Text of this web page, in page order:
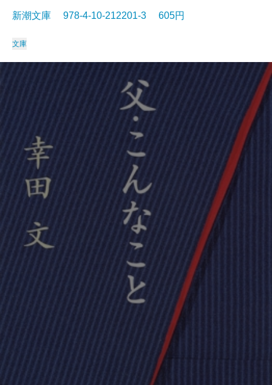
新潮文庫 978-4-10-212201-3 605円
文庫